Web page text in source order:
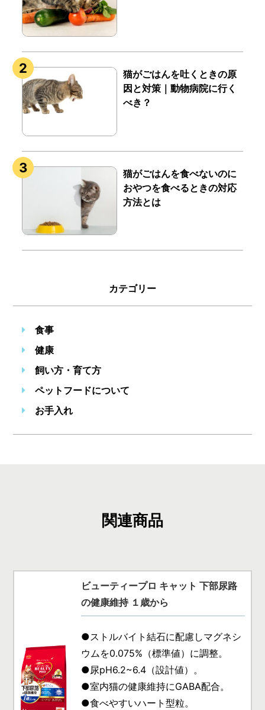
猫がごはんを吐くときの原
因と対策｜動物病院に行く
べき？
猫がごはんを食べないのに
おやつを食べるときの対応
方法とは
カテゴリー
食事
健康
飼い方・育て方
ペットフードについて
お手入れ
関連商品
ビューティープロ キャット 下部尿路
の健康維持 １歳から
●ストルバイト結石に配慮しマグネシ
ウムを0.075%（標準値）に調整。
●尿pH6.2~6.4（設計値）。
●室内猫の健康維持にGABA配合。
●食べやすいハート型粒。